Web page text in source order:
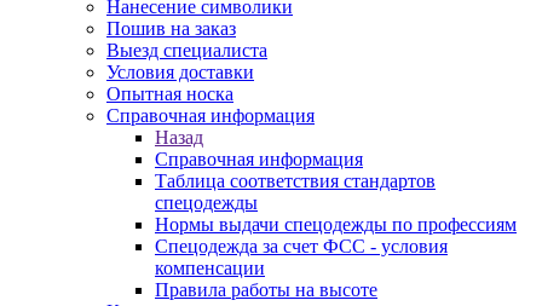
Нанесение символики
Пошив на заказ
Выезд специалиста
Условия доставки
Опытная носка
Справочная информация
Назад
Справочная информация
Таблица соответствия стандартов
спецодежды
Нормы выдачи спецодежды по профессиям
Спецодежда за счет ФСС - условия
компенсации
Правила работы на высоте